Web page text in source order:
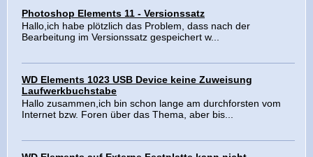
Photoshop Elements 11 - Versionssatz
Hallo,ich habe plötzlich das Problem, dass nach der
Bearbeitung im Versionssatz gespeichert w...
WD Elements 1023 USB Device keine Zuweisung
Laufwerkbuchstabe
Hallo zusammen,ich bin schon lange am durchforsten vom
Internet bzw. Foren über das Thema, aber bis...